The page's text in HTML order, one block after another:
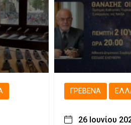
ΓΡΕΒΕΝΆ
26 Ιουνίου